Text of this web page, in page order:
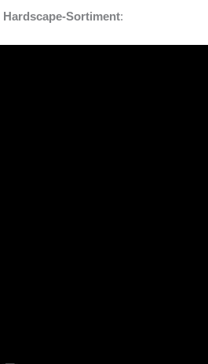
Hardscape-Sortiment: